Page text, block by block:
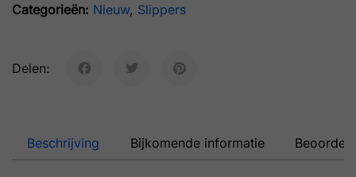
Categorieën: Nieuw, Slippers
Delen:
Beschrijving Bijkomende informatie